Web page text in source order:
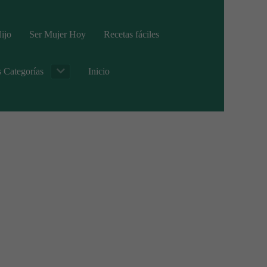
Ser Mujer Hoy Recetas fáciles
Categorías Inicio